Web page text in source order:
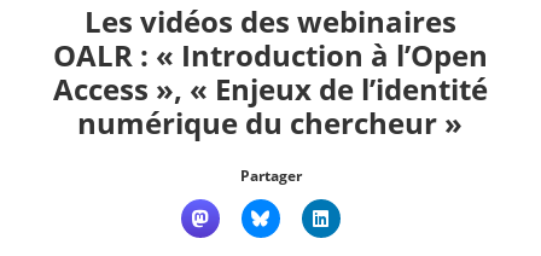
Accueil
Qui sommes nous ?
Les vidéos des webinaires
OALR : « Introduction à l’Open
Access », « Enjeux de l’identité
numérique du chercheur »
Partager